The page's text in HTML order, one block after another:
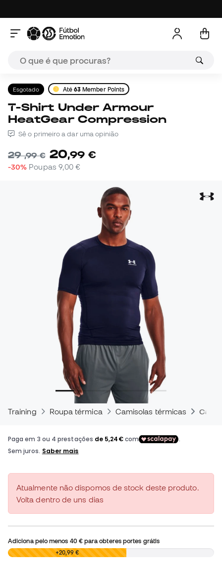
Esgotado Até 63 Member Points
T-Shirt Under Armour
HeatGear Compression
Sê o primeiro a dar uma opinião
29,99 € 20,99 €
-30% Poupas 9,00 €
Training Roupa térmica Camisolas térmicas
Atualmente não dispomos de stock deste produto.
Volta dentro de uns dias
Adiciona pelo menos 40 €para obteres portes grátis
0,00 € +20,99 €